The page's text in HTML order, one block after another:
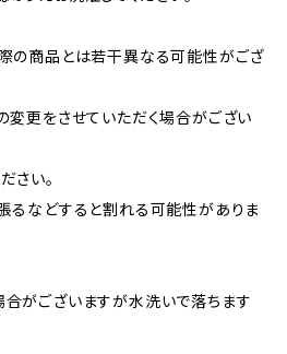
の商品とは若干異なる可能性がござ
変更をさせていただく場合がござい
さい。
るなどすると割れる可能性がありま
がございますが水洗いで落ちます